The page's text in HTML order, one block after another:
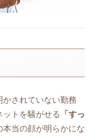
されていない勤務
トを騒がせる
「すっ
当の顔が明らかにな